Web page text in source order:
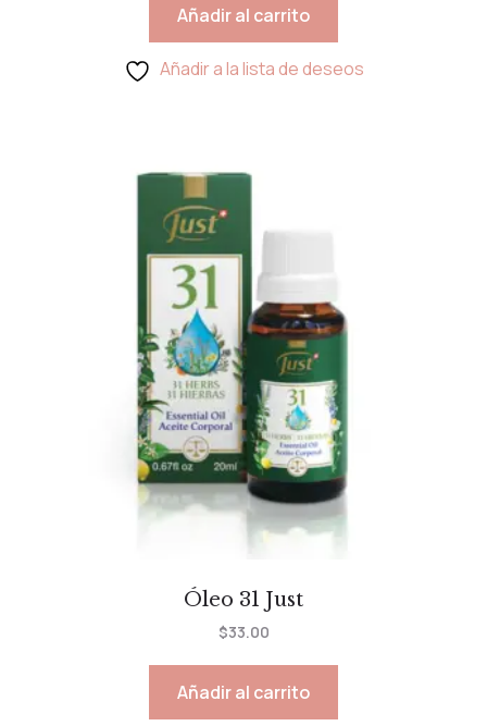
Añadir al carrito
Añadir a la lista de deseos
Óleo 31 Just
$33.00
Añadir al carrito